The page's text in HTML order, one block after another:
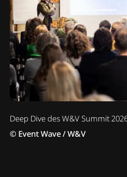
Deep Dive des W&V Summit
© Event Wave / W&V